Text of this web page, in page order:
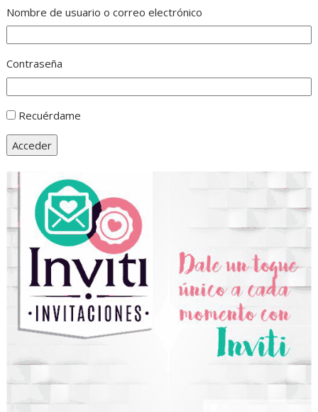
Nombre de usuario o correo electrónico
Contraseña
Recuérdame
Acceder